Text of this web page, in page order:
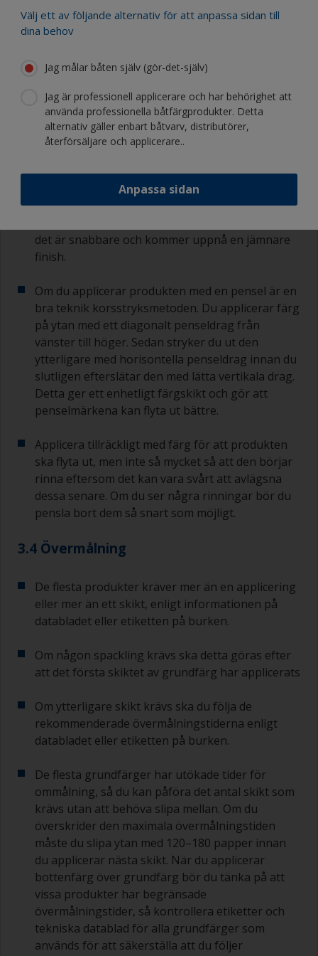
mängd du behöver blanda i, finns på databladet
eller burkens etikett.
3.3 Applicering
Häll upp färgen i ett rent färgtråg eller en i ren
färgburk.
applicering är mindre märkbar, som i fören eller i
hörnet på akterspegeln.
det är snabbare och kommer uppnå en jämnare
finish.
Om du applicerar produkten med en pensel är en
bra teknik korsstryksmetoden. Du applicerar färg
på ytan med ett diagonalt penseldrag från
vänster till höger. Sedan stryker du ut den
ytterligare med horisontella penseldrag innan du
slutligen efterslätar den med lätta vertikala drag.
Detta ger ett enhetligt färgskikt och gör att
penselmärkena kan flyta ut bättre.
Applicera tillräckligt med färg för att produkten
ska flyta ut, men inte så mycket så att den börjar
rinna eftersom det kan vara svårt att avlägsna
dessa senare. Om du ser några rinningar bör du
pensla bort dem så snart som möjligt.
3.4 Övermålning
De flesta produkter kräver mer än en applicering
eller mer än ett skikt, enligt informationen på
databladet eller etiketten på burken.
Om någon spackling krävs ska detta göras efter
att det första skiktet av grundfärg har applicerats
Om ytterligare skikt krävs ska du följa de
rekommenderade övermålningstiderna enligt
databladet eller etiketten på burken.
De flesta grundfärger har utökade tider för
ommålning, så du kan påföra det antal skikt som
krävs utan att behöva slipa mellan. Om du
överskrider den maximala övermålningstiden
måste du slipa ytan med 120–180 papper innan
du applicerar nästa skikt. När du applicerar
bottenfärg över grundfärg bör du tänka på att
vissa produkter har begränsade
övermålningstider, så kontrollera etiketter och
tekniska datablad för alla grundfärger som
används för att säkerställa att du följer
Välj ett av följande alternativ för att anpassa sidan till
dina behov
Jag målar båten själv (gör-det-själv)
Jag är professionell applicerare och har behörighet att
använda professionella båtfärgprodukter. Detta
alternativ gäller enbart båtvarv, distributörer,
återförsäljare och applicerare..
Anpassa sidan